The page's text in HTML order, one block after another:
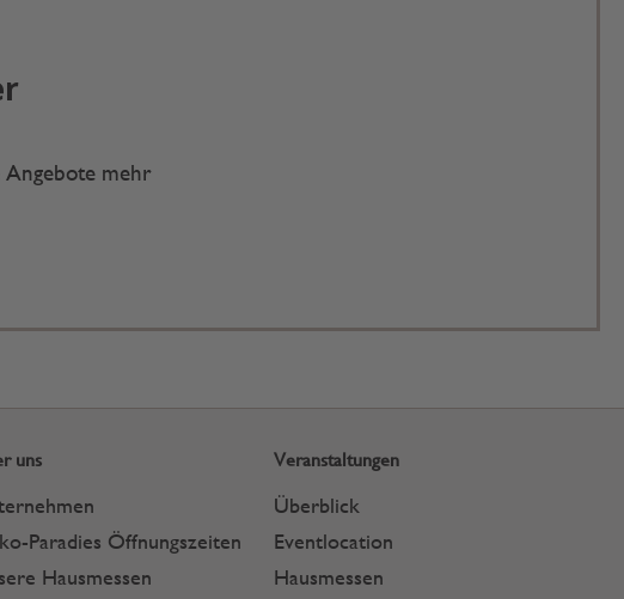
mehr
uns
Paradies Öffnungszeiten
Hausmessen
Veranstaltungen
Überblick
Eventlocation
Hausmessen